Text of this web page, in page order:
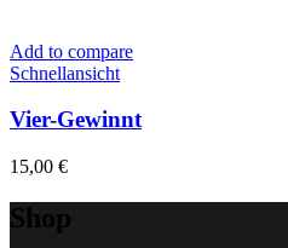
Add to compare
Schnellansicht
Vier-Gewinnt
15,00 €
Shop